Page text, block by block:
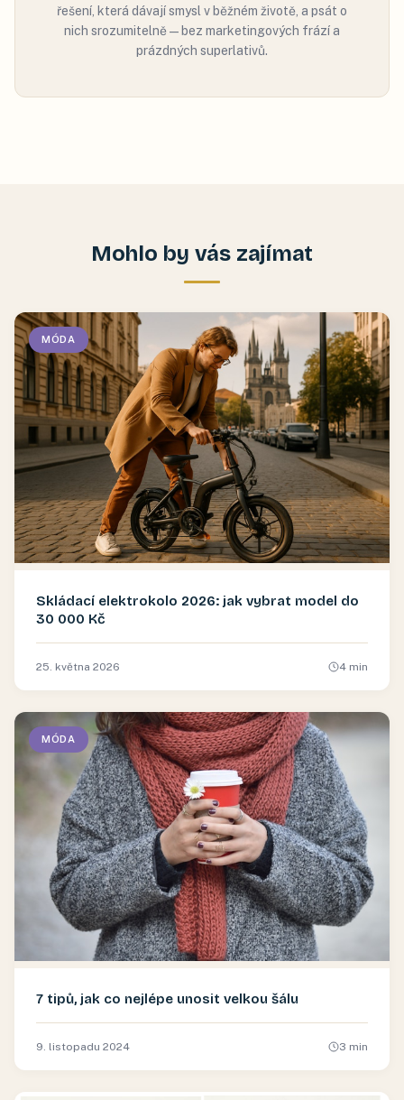
řešení, která dávají smysl v běžném životě, a psát o
nich srozumitelně — bez marketingových frází a
prázdných superlativů.
Mohlo by vás zajímat
MÓDA
Skládací elektrokolo 2026: jak vybrat model do
30 000 Kč
25. května 2026 4 min
MÓDA
7 tipů, jak co nejlépe unosit velkou šálu
9. listopadu 2024 3 min